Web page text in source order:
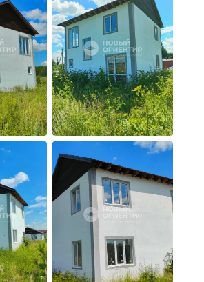
(для дачного
Пятерочка и Монетка.
ИПОТЕКА!
НА КВАРТИРУ.
предварительной